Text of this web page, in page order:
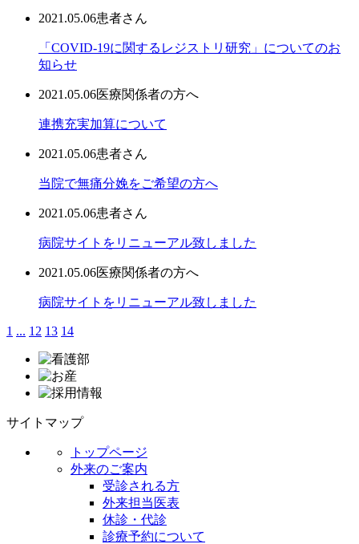
2021.05.06患者さん
「COVID-19に関するレジストリ研究」についてのお
知らせ
2021.05.06医療関係者の方へ
連携充実加算について
2021.05.06患者さん
当院で無痛分娩をご希望の方へ
2021.05.06患者さん
病院サイトをリニューアル致しました
2021.05.06医療関係者の方へ
病院サイトをリニューアル致しました
1 ... 12 13 14
サイトマップ
トップページ
外来のご案内
受診される方
外来担当医表
休診・代診
診療予約について